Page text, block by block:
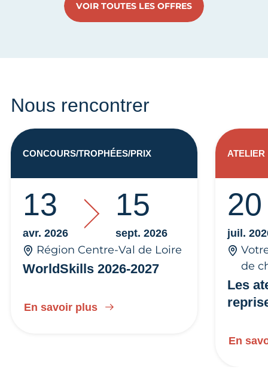
VOIR TOUTES LES OFFRES
Nous rencontrer
WorldSkills 2026-2027
13
avr. 2026
15
sept. 2026
Région Centre-Val de Loire
En savoir plus
CONCOURS/TROPHÉES/PRIX
Les
20
juil.
de
En
ATELIER